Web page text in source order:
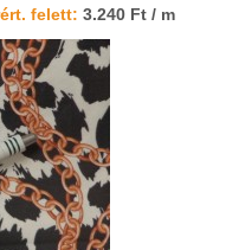
felett: 3.240 Ft / m